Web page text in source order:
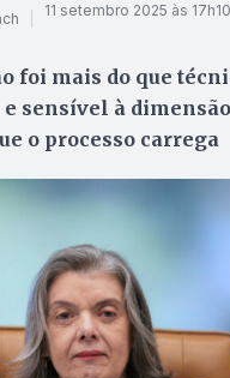
11 setembro 2025 às 17h10
foi mais do que
sensível à dimensão
o processo carrega